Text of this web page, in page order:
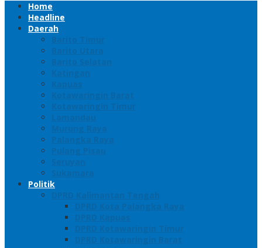
Home
Headline
Daerah
Barito Timur
Barito Utara
Barito Selatan
Katingan
Kapuas
Kotawaringin Barat
Kotawaringin Timur
Lamandau
Murung Raya
Palangka Raya
Pulang Pisau
Seruyan
Sukamara
Politik
DPRD Kalimantan Tengah
DPRD Kota Palangka Raya
DPRD Kapuas
DPRD Kotawaringin Timur
DPRD Kotawaringin Barat